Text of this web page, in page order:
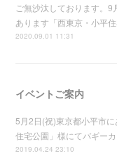
ご無沙汰しております。
あります「西東京・小平
2020.09.01 11:31
イベントご案内
5月2日(祝)東京都小平市
住宅公園」様にてバギー
2019.04.24 23:10